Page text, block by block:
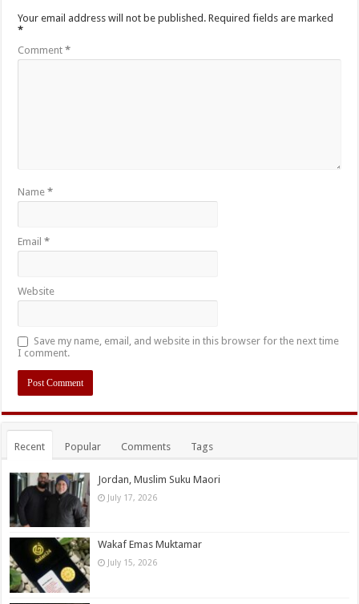
Your email address will not be published. Required fields are marked
*
Comment*
Name*
Email*
Website
Save my name, email, and website in this browser for the next time
I comment.
Recent Popular Comments Tags
Jordan, Muslim Suku Maori
July 17, 2026
Wakaf Emas Muktamar
July 15, 2026